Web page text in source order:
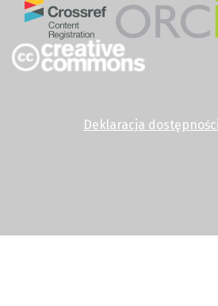
Deklaracja